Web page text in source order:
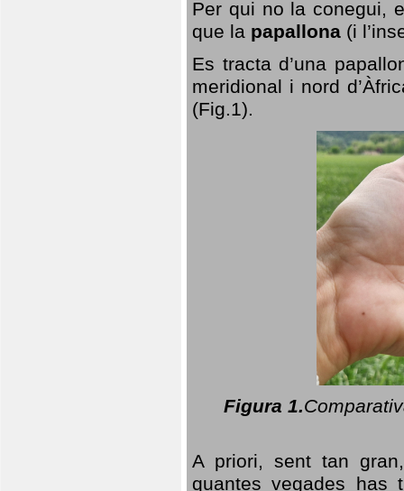
Per qui no la conegui,
que la papallona (i
Es tracta d’una
meridional i nord
(Fig.1).
Figura 1.
A priori, sent tan
quantes vegades has